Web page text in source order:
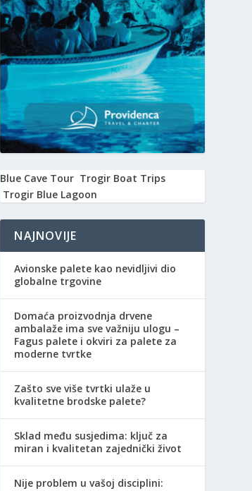
Blue Cave Tour Trogir Boat Trips
Trogir Blue Lagoon
NAJNOVIJE
Avionske palete kao nevidljivi dio
globalne trgovine
Domaća proizvodnja drvene
ambalaže ima sve važniju ulogu –
Fagus palete i okviri za palete za
moderne tvrtke
Zašto sve više tvrtki ulaže u
kvalitetne brodske palete?
Sklad među susjedima: ključ za
miran i kvalitetan zajednički život
Nije problem u vašoj disciplini: